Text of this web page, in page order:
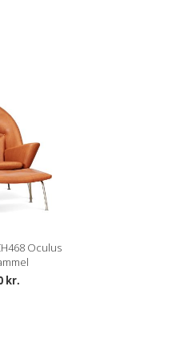
glat og blank vokset overflade
vil patinere smukt med tiden.
her
årer bidrager til det
Oculus
kr.